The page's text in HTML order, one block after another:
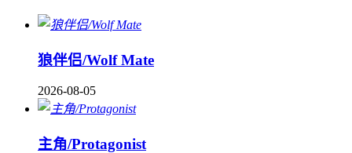
狼伴侣/Wolf Mate
2026-08-05
主角/Protagonist